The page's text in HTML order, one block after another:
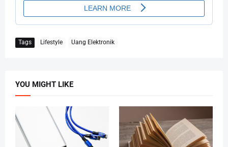
Tags Lifestyle Uang Elektronik
YOU MIGHT LIKE